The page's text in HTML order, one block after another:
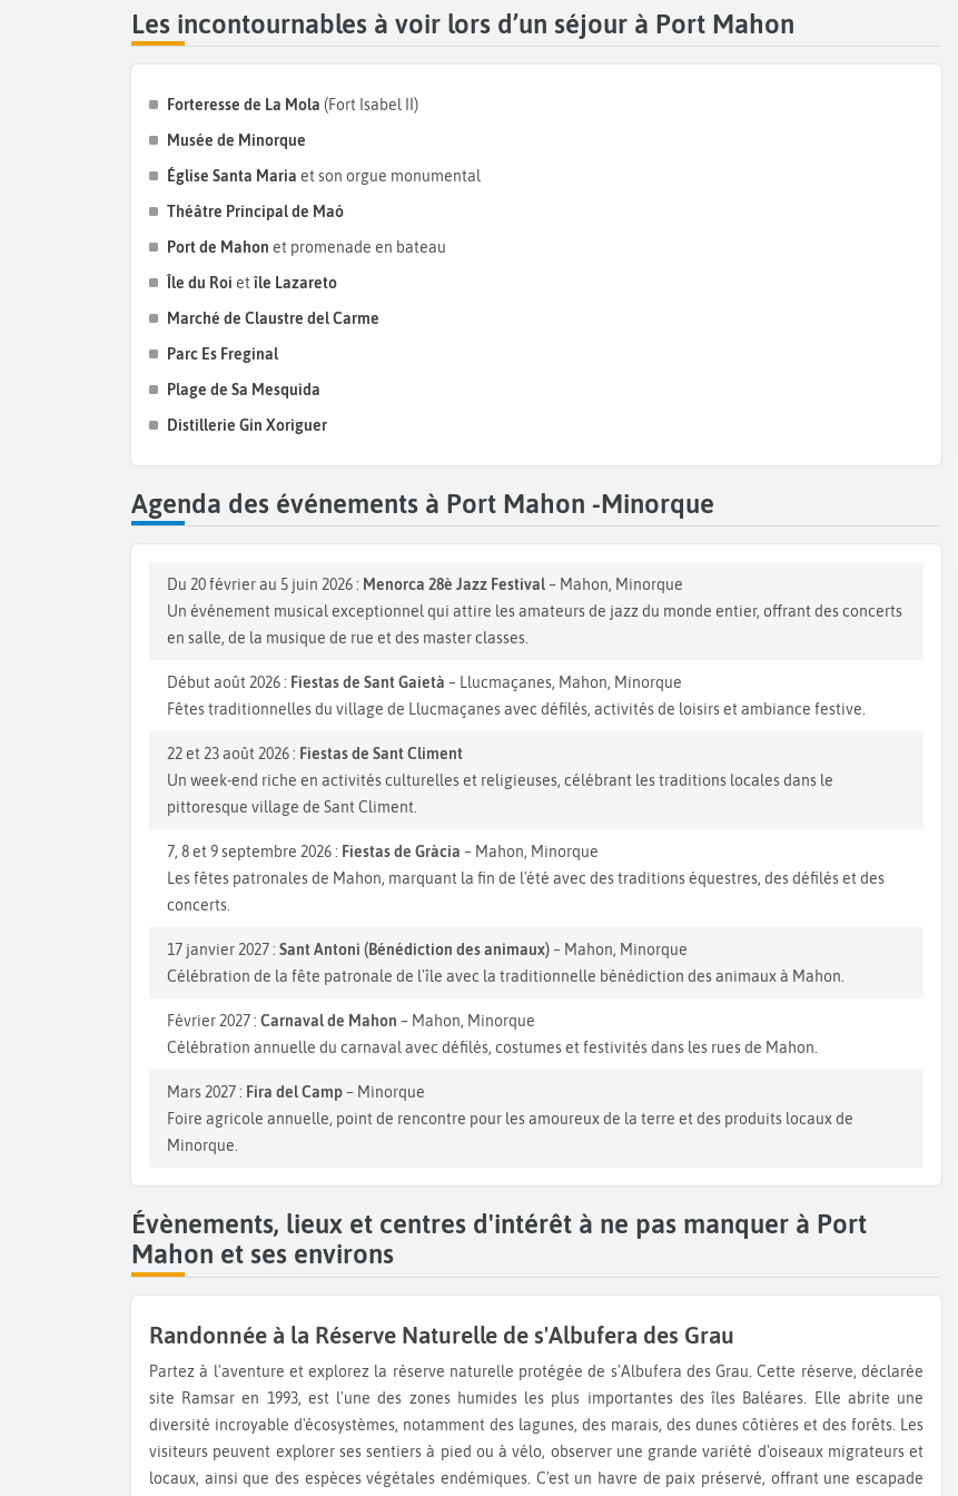
Les incontournables à voir lors d’un séjour à Port Mahon
Forteresse de La Mola (Fort Isabel II)
Musée de Minorque
Église Santa Maria et son orgue monumental
Théâtre Principal de Maó
Port de Mahon et promenade en bateau
Île du Roi et île Lazareto
Marché de Claustre del Carme
Parc Es Freginal
Plage de Sa Mesquida
Distillerie Gin Xoriguer
Agenda des événements à Port Mahon -Minorque
Du 20 février au 5 juin 2026 : Menorca 28è Jazz Festival– Mahon, Minorque
Un événement musical exceptionnel qui attire les amateurs de jazz du monde entier, offrant des concerts
en salle, de la musique de rue et des master classes.
Début août 2026 : Fiestas de Sant Gaietà – Llucmaçanes, Mahon, Minorque
Fêtes traditionnelles du village de Llucmaçanes avec défilés, activités de loisirs et ambiance festive.
22 et 23 août 2026 : Fiestas de Sant Climent
Un week-end riche en activités culturelles et religieuses, célébrant les traditions locales dans le
pittoresque village de Sant Climent.
7, 8 et 9 septembre 2026 : Fiestas de Gràcia – Mahon, Minorque
Les fêtes patronales de Mahon, marquant la fin de l'été avec des traditions équestres, des défilés et des
concerts.
17 janvier 2027 : Sant Antoni (Bénédiction des animaux)– Mahon, Minorque
Célébration de la fête patronale de l'île avec la traditionnelle bénédiction des animaux à Mahon.
Février 2027 : Carnaval de Mahon – Mahon, Minorque
Célébration annuelle du carnaval avec défilés, costumes et festivités dans les rues de Mahon.
Mars 2027 : Fira del Camp– Minorque
Foire agricole annuelle, point de rencontre pour les amoureux de la terre et des produits locaux de
Minorque.
Évènements, lieux et centres d'intérêt à ne pas manquer à Port
Mahon et ses environs
Randonnée à la Réserve Naturelle de s'Albufera des Grau
Partez à l'aventure et explorez la réserve naturelle protégée de s'Albufera des Grau. Cette réserve, déclarée
site Ramsar en 1993, est l'une des zones humides les plus importantes des îles Baléares. Elle abrite une
diversité incroyable d'écosystèmes, notamment des lagunes, des marais, des dunes côtières et des forêts. Les
visiteurs peuvent explorer ses sentiers à pied ou à vélo, observer une grande variété d'oiseaux migrateurs et
locaux, ainsi que des espèces végétales endémiques. C'est un havre de paix préservé, offrant une escapade